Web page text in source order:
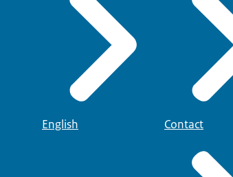
English Contact